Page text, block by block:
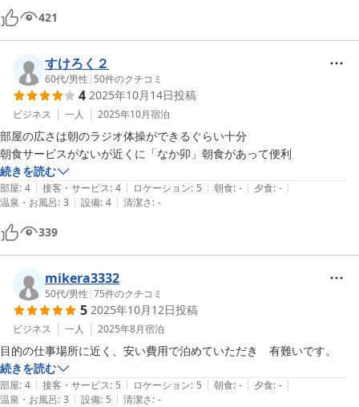
まりたいです。
421
すけろく２
60代/男性 | 50件のクチコミ
4 2025年10月14日投稿
ビジネス 一人 2025年10月宿泊
部屋の広さは朝のラジオ体操ができるぐらい十分
朝食サービスがないが近くに「なか卯」朝食があって便利
続きを読む
部屋: 4 | 接客・サービス: 4 | ロケーション: 5 | 朝食: - | 夕食: - |
温泉・お風呂: 3 | 設備: 4 | 清潔さ: -
339
mikera3332
50代/男性 |75件のクチコミ
5 2025年10月12日投稿
ビジネス 一人 2025年8月宿泊
目的の仕事場所に近く、安い費用で泊めていただき　有難いです。
続きを読む
部屋: 4 | 接客・サービス: 5 | ロケーション: 5 | 朝食: - | 夕食: - |
温泉・お風呂: 3 | 設備: 5 | 清潔さ: -